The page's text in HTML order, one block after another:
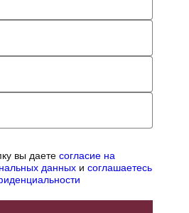
вы даетесогласие на
данных исоглашаетесь